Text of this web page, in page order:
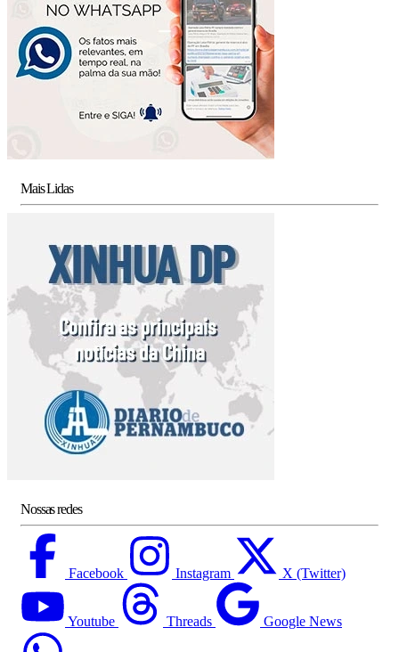
Mais Lidas
Nossas redes
Facebook Instagram X (Twitter)
Youtube Threads Google News